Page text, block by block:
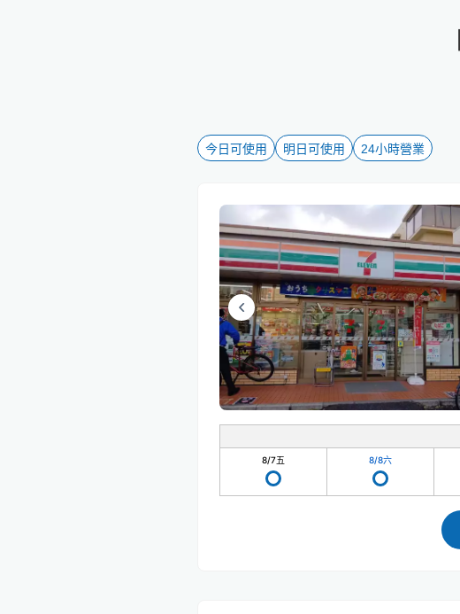
今日可使用 明日可使用 24小時營業
8/7五 8/8六